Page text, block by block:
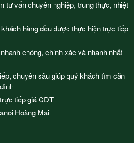
tư vấn chuyên nghiệp, trung thực, nhiệt
hàng đều được thực hiện trực tiếp
chóng, chính xác và nhanh nhất
chuyên sâu giúp quý khách tìm căn
tiếp giá CĐT
Hoàng Mai